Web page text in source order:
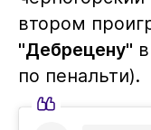
втором
"Дебрецену"
по пенальти).